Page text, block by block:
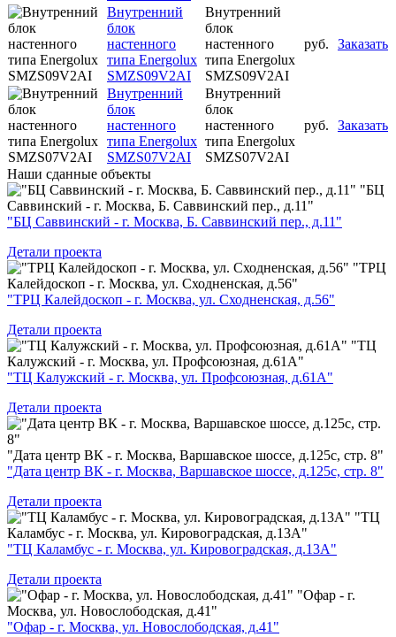
Внутренний
блок
настенного
типа Energolux
SMZS09V2AI
Внутренний
блок
настенного
типа Energolux
SMZS09V2AI
руб. Заказать
Внутренний
блок
настенного
типа Energolux
SMZS07V2AI
Внутренний
блок
настенного
типа Energolux
SMZS07V2AI
руб. Заказать
Наши сданные объекты
"БЦ
Саввинский - г. Москва, Б. Саввинский пер., д.11"
"БЦ Саввинский - г. Москва, Б. Саввинский пер., д.11"
Детали проекта
"ТРЦ
Калейдоскоп - г. Москва, ул. Сходненская, д.56"
"ТРЦ Калейдоскоп - г. Москва, ул. Сходненская, д.56"
Детали проекта
"ТЦ
Калужский - г. Москва, ул. Профсоюзная, д.61А"
"ТЦ Калужский - г. Москва, ул. Профсоюзная, д.61А"
Детали проекта
"Дата центр ВК - г. Москва, Варшавское шоссе, д.125с, стр. 8"
"Дата центр ВК - г. Москва, Варшавское шоссе, д.125с, стр. 8"
Детали проекта
"ТЦ
Каламбус - г. Москва, ул. Кировоградская, д.13А"
"ТЦ Каламбус - г. Москва, ул. Кировоградская, д.13А"
Детали проекта
"Офар - г.
Москва, ул. Новослободская, д.41"
"Офар - г. Москва, ул. Новослободская, д.41"